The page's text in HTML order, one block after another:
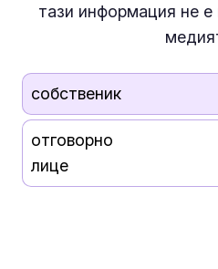
тази информация не е
собственик
отговорно
лице